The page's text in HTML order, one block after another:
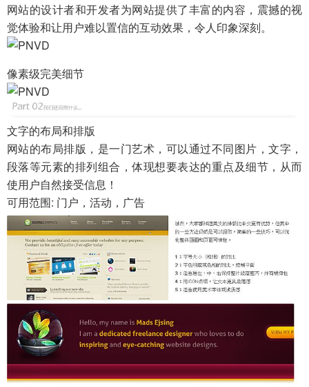
网站的设计者和开发者为网站提供了丰富的内容，震撼的视
觉体验和让用户难以置信的互动效果，令人印象深刻。
像素级完美细节
文字的布局和排版
网站的布局排版，是一门艺术，可以通过不同图片，文字，
段落等元素的排列组合，体现想要表达的重点及细节，从而
使用户自然接受信息！
可用范围: 门户，活动，广告